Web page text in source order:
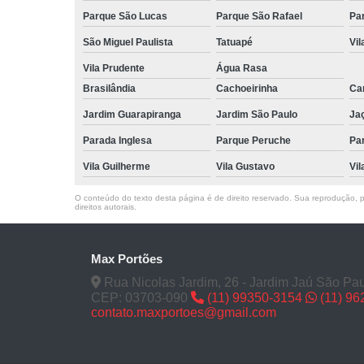
Parque São Lucas Parque São Rafael
São Miguel Paulista Tatuapé
Vila Prudente
Água Rasa
Brasilândia
Cachoeirinha
Jardim Guarapiranga Jardim São Paulo
Parada Inglesa Parque Peruche
Vila Guilherme Vila Gustavo
O conteúdo do texto desta página é de direito reservado. Sua reprodução,
direitos autorais
Max Portões
Rua Nicolas Jardim, 26 - Jardim Jaú São
CEP: 03703-090
(11) 99350-3154
(11)
contato.maxportoes@gmail.com